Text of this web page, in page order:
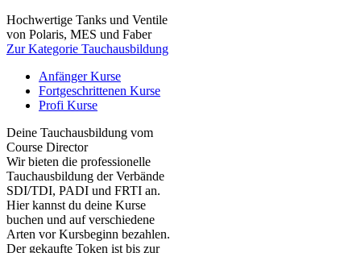
Hochwertige Tanks und Ventile
von Polaris, MES und Faber
Zur Kategorie Tauchausbildung
Anfänger Kurse
Fortgeschrittenen Kurse
Profi Kurse
Deine Tauchausbildung vom
Course Director
Wir bieten die professionelle
Tauchausbildung der Verbände
SDI/TDI, PADI und FRTI an.
Hier kannst du deine Kurse
buchen und auf verschiedene
Arten vor Kursbeginn bezahlen.
Der gekaufte Token ist bis zur